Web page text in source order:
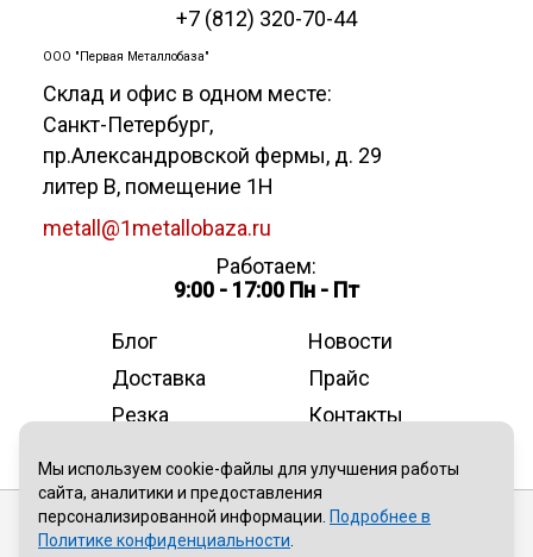
+7 (812) 320-70-44
ООО "Первая Металлобаза"
Склад и офис в одном месте:
Санкт-Петербург,
пр.Александровской фермы, д. 29
литер В, помещение 1Н
metall@1metallobaza.ru
Работаем:
9:00 - 17:00 Пн - Пт
Блог
Новости
Доставка
Прайс
Резка
Контакты
Публичная оферта
Мы используем cookie-файлы для улучшения работы
сайта, аналитики и предоставления
персонализированной информации. Подробнее в
Политике конфиденциальности